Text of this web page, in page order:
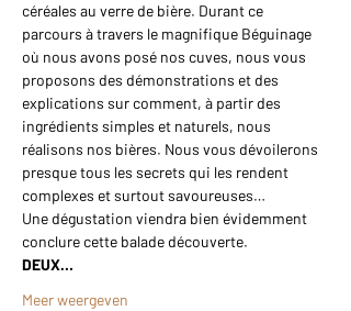
céréales au verre de bière. Durant ce
parcours à travers le magnifique Béguinage
où nous avons posé nos cuves, nous vous
proposons des démonstrations et des
explications sur comment, à partir des
ingrédients simples et naturels, nous
réalisons nos bières. Nous vous dévoilerons
presque tous les secrets qui les rendent
complexes et surtout savoureuses…
Une dégustation viendra bien évidemment
conclure cette balade découverte.
DEUX…
Meer weergeven